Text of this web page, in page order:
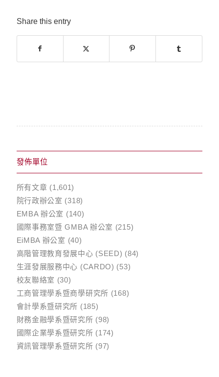
Share this entry
發佈單位
所有文章 (1,601)
院行政辦公室 (318)
EMBA 辦公室 (140)
國際事務室暨 GMBA 辦公室 (215)
EiMBA 辦公室 (40)
高階管理教育發展中心 (SEED) (84)
生涯發展服務中心 (CARDO) (53)
校友聯絡室 (30)
工商管理學系暨商學研究所 (168)
會計學系暨研究所 (185)
財務金融學系暨研究所 (98)
國際企業學系暨研究所 (174)
資訊管理學系暨研究所 (97)